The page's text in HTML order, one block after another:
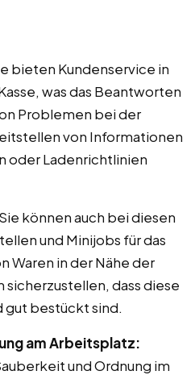
bieten Kundenservice in
was das Beantworten
Problemen bei der
von Informationen
oder Ladenrichtlinien
Sie können auch bei diesen
und Minijobs für das
Waren in der Nähe der
sicherzustellen, dass diese
gut bestückt sind.
am Arbeitsplatz:
und Ordnung im